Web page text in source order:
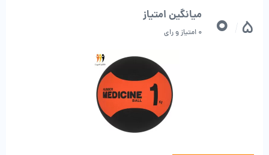
5
0 میانگین امتیاز
0 امتیاز و رای